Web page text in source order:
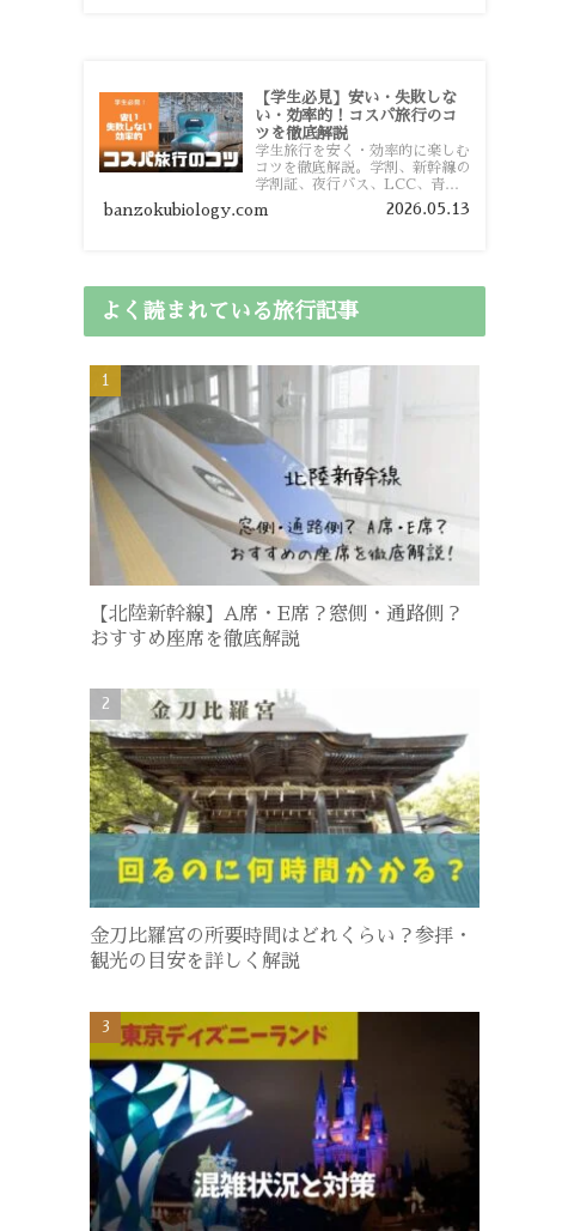
【学生必見】安い・失敗しな
い・効率的！コスパ旅行のコ
ツを徹底解説
学生旅行を安く・効率的に楽しむ
コツを徹底解説。学割、新幹線の
学割証、夜行バス、LCC、青春
18きっぷ、レンタカー割り勘な
ど、学生向けの節約旅行術を詳し
banzokubiology.com 2026.05.13
よく読まれている旅行記事
【北陸新幹線】A席・E席？窓側・通路側？
おすすめ座席を徹底解説
金刀比羅宮の所要時間はどれくらい？参拝・
観光の目安を詳しく解説